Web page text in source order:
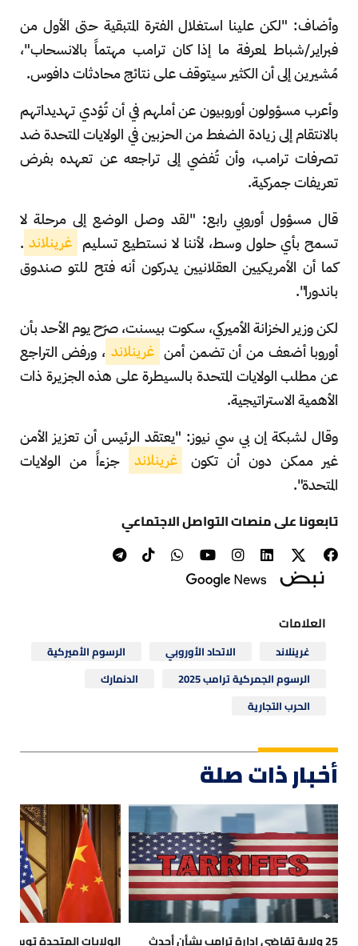
وأضاف: "لكن علينا استغلال الفترة المتبقية حتى الأول من
فبراير/شباط لمعرفة ما إذا كان ترامب مهتماً بالانسحاب"،
مُشيرين إلى أن الكثير سيتوقف على نتائج محادثات دافوس.
وأعرب مسؤولون أوروبيون عن أملهم في أن تُؤدي تهديداتهم
بالانتقام إلى زيادة الضغط من الحزبين في الولايات المتحدة ضد
تصرفات ترامب، وأن تُفضي إلى تراجعه عن تعهده بفرض
تعريفات جمركية.
قال مسؤول أوروبي رابع: "لقد وصل الوضع إلى مرحلة لا
تسمح بأي حلول وسط، لأننا لا نستطيع تسليم غرينلاند .
كما أن الأمريكيين العقلانيين يدركون أنه فتح للتو صندوق
باندورا".
لكن وزير الخزانة الأميركي، سكوت بيسنت، صرّح يوم الأحد بأن
أوروبا أضعف من أن تضمن أمن غرينلاند ، ورفض التراجع
عن مطلب الولايات المتحدة بالسيطرة على هذه الجزيرة ذات
الأهمية الاستراتيجية.
وقال لشبكة إن بي سي نيوز: "يعتقد الرئيس أن تعزيز الأمن
غير ممكن دون أن تكون
غرينلاند
جزءاً من الولايات
المتحدة".
تابعونا على منصات التواصل الاجتماعي
العلامات
غرينلاند الاتحاد الأوروبي
الرسوم الأميركية
الرسوم الجمركية ترامب 2025
الدنمارك
الحرب التجارية
أخبار ذات صلة
25 ولاية تقاضي إدارة ترامب بشأن أحدث الولايات المتحدة توسع